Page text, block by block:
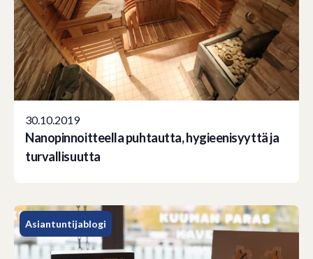
30.10.2019
Nanopinnoitteella puhtautta, hygieenisyyttä ja
turvallisuutta
Asiantuntijablogi